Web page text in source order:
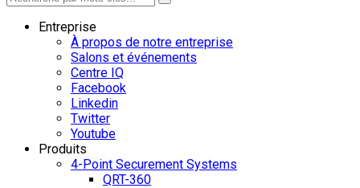
Entreprise
À propos de notre entreprise
Salons et événements
Centre IQ
Facebook
Linkedin
Twitter
Youtube
Produits
4-Point Securement Systems
QRT-360